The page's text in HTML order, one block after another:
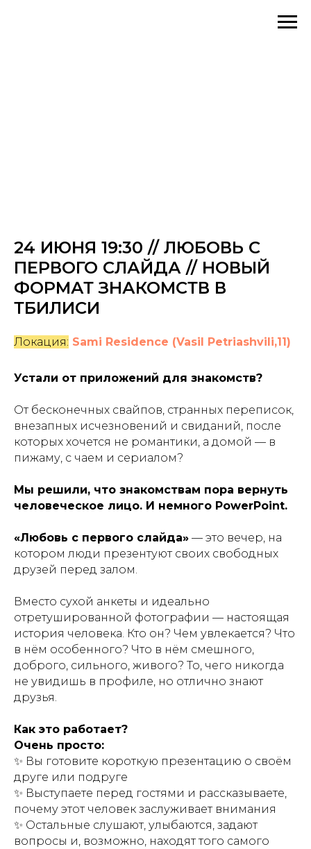
24 ИЮНЯ 19:30 // ЛЮБОВЬ С
ПЕРВОГО СЛАЙДА // НОВЫЙ
ФОРМАТ ЗНАКОМСТВ В
ТБИЛИСИ
Локация: Sami Residence (Vasil Petriashvili,11)
Устали от приложений для знакомств?
От бесконечных свайпов, странных переписок,
внезапных исчезновений и свиданий, после
которых хочется не романтики, а домой — в
пижаму, с чаем и сериалом?
Мы решили, что знакомствам пора вернуть
человеческое лицо. И немного PowerPoint.
«Любовь с первого слайда» — это вечер, на
котором люди презентуют своих свободных
друзей перед залом.
Вместо сухой анкеты и идеально
отретушированной фотографии — настоящая
история человека. Кто он? Чем увлекается? Что
в нём особенного? Что в нём смешного,
доброго, сильного, живого? То, чего никогда
не увидишь в профиле, но отлично знают
друзья.
Как это работает?
Очень просто:
✨ Вы готовите короткую презентацию о своём
друге или подруге
✨ Выступаете перед гостями и рассказываете,
почему этот человек заслуживает внимания
✨ Остальные слушают, улыбаются, задают
вопросы и, возможно, находят того самого